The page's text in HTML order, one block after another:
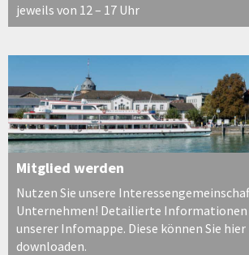
jeweils von 12 – 17 Uhr
Mitglied werden
Nutzen Sie unsere
Unternehmen! Detailierte Informationen
unserer Infomappe. Diese können Sie hier
downloaden.